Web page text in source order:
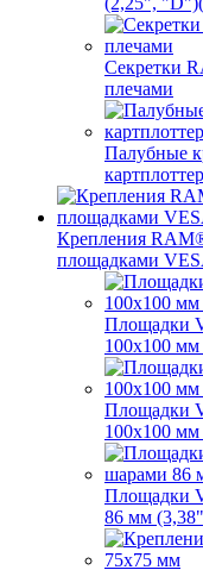
Секретки
плечами
Палубные
Крепления
площадками
Площадки
100x100
Площадки
100x100
Площадки
86 мм